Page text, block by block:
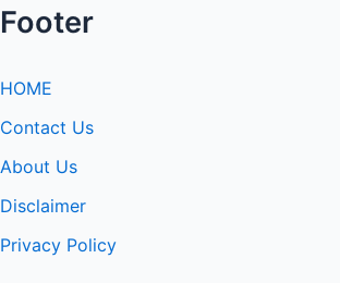
Footer
HOME
Contact Us
About Us
Disclaimer
Privacy Policy